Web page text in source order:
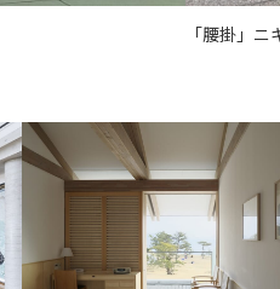
「腰掛」